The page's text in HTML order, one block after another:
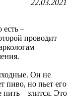
22.03.2021
–
проводит
Он не
пиво, но пьет его
– злится. Это